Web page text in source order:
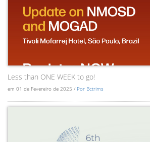
Less than ONE WEEK to go!
em 01 de Fevereiro de 2025 / Por Bctrims